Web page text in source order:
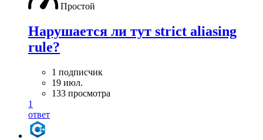
Простой
Нарушается ли тут strict aliasing
rule?
1 подписчик
19 июл.
133 просмотра
1
ответ